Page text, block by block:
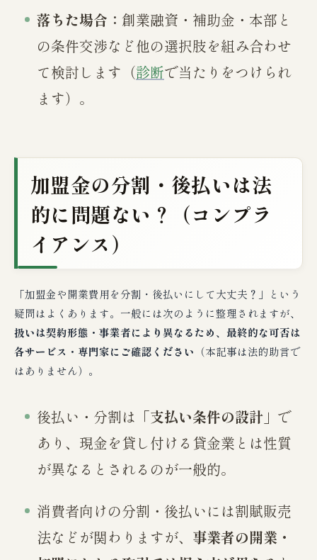
落ちた場合： 創業融資・補助金・本部と
の条件交渉など他の選択肢を組み合わせ
て検討します（診断で当たりをつけられ
ます）。
加盟金の分割・後払いは法
的に問題ない？（コンプラ
イアンス）
「加盟金や開業費用を分割・後払いにして大丈夫？」という
疑問はよくあります。一般には次のように整理されますが、
扱いは契約形態・事業者により異なるため、最終的な可否は
各サービス・専門家にご確認ください （本記事は法的助言で
はありません）。
後払い・分割は「支払い条件の設計 」で
あり、現金を貸し付ける貸金業とは性質
が異なるとされるのが一般的。
消費者向けの分割・後払いには割賦販売
法などが関わりますが、 事業者の開業・